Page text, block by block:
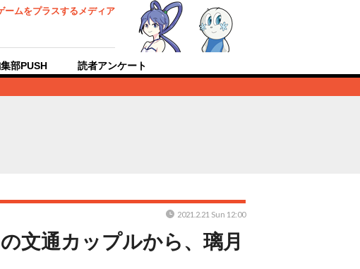
ームをプラスするメディア
部PUSH 読者アンケート
文通カップルから、璃月
2021.2.21 Sun 12:00